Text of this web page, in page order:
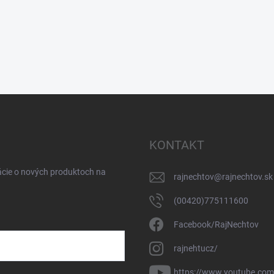
o nových produktoch na
KONTAKT
rajnechtov@rajnechtov.sk
(00420)775111600
Facebook/RajNechtov
rajnehtucz/